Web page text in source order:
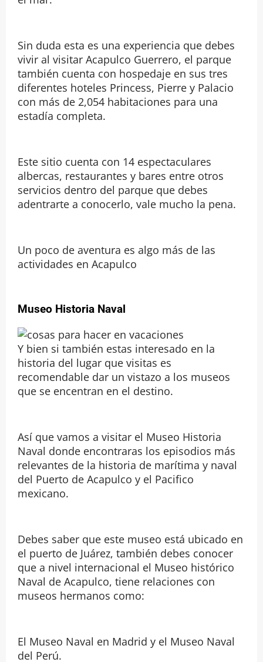
Sin duda esta es una experiencia que debes
vivir al visitar Acapulco Guerrero, el parque
también cuenta con hospedaje en sus tres
diferentes hoteles Princess, Pierre y Palacio
con más de 2,054 habitaciones para una
estadía completa.
Este sitio cuenta con 14 espectaculares
albercas, restaurantes y bares entre otros
servicios dentro del parque que debes
adentrarte a conocerlo, vale mucho la pena.
Un poco de aventura es algo más de las
actividades en Acapulco
Museo Historia Naval
Y bien si también estas interesado en la
historia del lugar que visitas es
recomendable dar un vistazo a los museos
que se encentran en el destino.
Así que vamos a visitar el Museo Historia
Naval donde encontraras los episodios más
relevantes de la historia de marítima y naval
del Puerto de Acapulco y el Pacifico
mexicano.
Debes saber que este museo está ubicado en
el puerto de Juárez, también debes conocer
que a nivel internacional el Museo histórico
Naval de Acapulco, tiene relaciones con
museos hermanos como:
El Museo Naval en Madrid y el Museo Naval
del Perú.